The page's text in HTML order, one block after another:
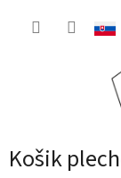
Košik